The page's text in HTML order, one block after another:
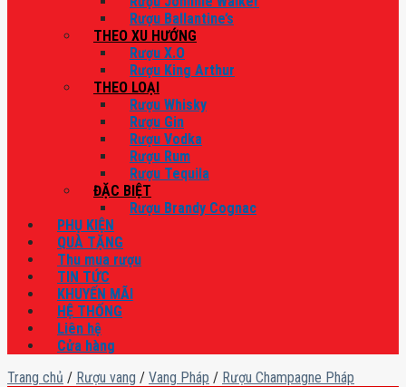
Rượu Ballantine’s
THEO XU HƯỚNG
Rượu X.O
Rượu King Arthur
THEO LOẠI
Rượu Whisky
Rượu Gin
Rượu Vodka
Rượu Rum
Rượu Tequila
ĐẶC BIỆT
Rượu Brandy Cognac
PHỤ KIỆN
QUÀ TẶNG
Thu mua rượu
TIN TỨC
KHUYẾN MÃI
HỆ THỐNG
Liên hệ
Cửa hàng
Trang chủ / Rượu vang / Vang Pháp / Rượu Champagne Pháp